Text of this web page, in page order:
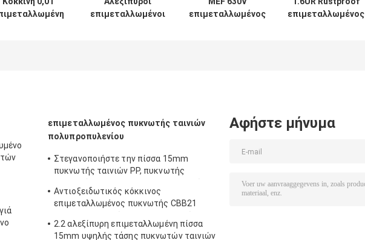
επιμεταλλωμένοι
επιμεταλλωμένος
επιμεταλλωμένος
επιμεταλλωμένος πυκνωτής ταινιών
πολυπροπυλενίου
Στεγανοποιήστε την πίσσα 15mm
πυκνωτής ταινιών PP, πυκνωτής
Αντιοξειδωτικός κόκκινος
επιμεταλλωμένος πυκνωτής CBB21
2.2 αλεξίπυρη επιμεταλλωμένη πίσσα
15mm υψηλής τάσης πυκνωτών ταινιών
Αφήστε μήνυμα